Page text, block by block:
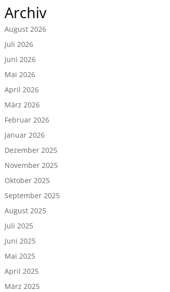
Archiv
August 2026
Juli 2026
Juni 2026
Mai 2026
April 2026
März 2026
Februar 2026
Januar 2026
Dezember 2025
November 2025
Oktober 2025
September 2025
August 2025
Juli 2025
Juni 2025
Mai 2025
April 2025
März 2025